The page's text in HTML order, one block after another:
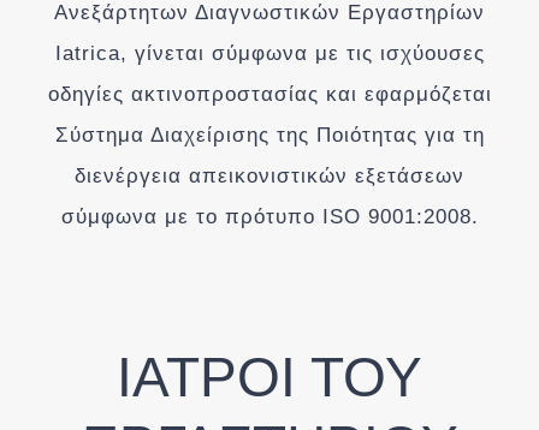
Ανεξάρτητων Διαγνωστικών Εργαστηρίων
Iatrica, γίνεται σύμφωνα με τις ισχύουσες
οδηγίες ακτινοπροστασίας και εφαρμόζεται
Σύστημα Διαχείρισης της Ποιότητας για τη
διενέργεια απεικονιστικών εξετάσεων
σύμφωνα με το πρότυπο ISO 9001:2008.
ΙΑΤΡΟΙ ΤΟΥ